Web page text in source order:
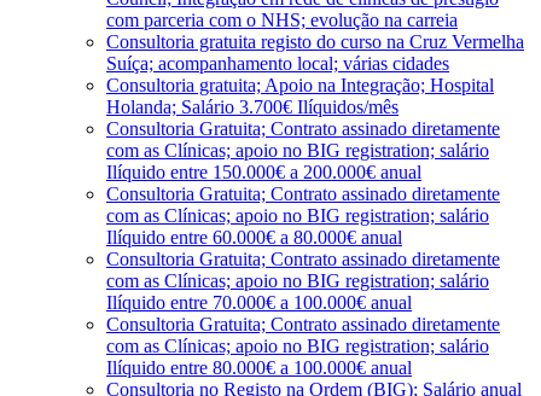
com parceria com o NHS; evolução na carreia
Consultoria gratuita registo do curso na Cruz Vermelha
Suíça; acompanhamento local; várias cidades
Consultoria gratuita; Apoio na Integração; Hospital
Holanda; Salário 3.700€ Ilíquidos/mês
Consultoria Gratuita; Contrato assinado diretamente
com as Clínicas; apoio no BIG registration; salário
Ilíquido entre 150.000€ a 200.000€ anual
Consultoria Gratuita; Contrato assinado diretamente
com as Clínicas; apoio no BIG registration; salário
Ilíquido entre 60.000€ a 80.000€ anual
Consultoria Gratuita; Contrato assinado diretamente
com as Clínicas; apoio no BIG registration; salário
Ilíquido entre 70.000€ a 100.000€ anual
Consultoria Gratuita; Contrato assinado diretamente
com as Clínicas; apoio no BIG registration; salário
Ilíquido entre 80.000€ a 100.000€ anual
Consultoria no Registo na Ordem (BIG); Salário anual